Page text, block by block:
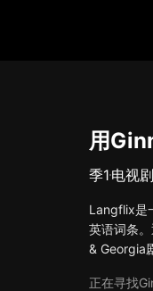
用
季1 电视剧
Langflix是
英语词条
& Georgia
正在寻找